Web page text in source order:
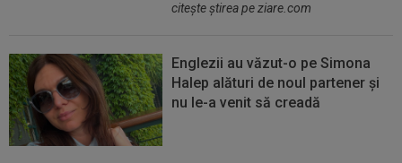
citeşte ştirea pe ziare.com
Englezii au văzut-o pe Simona
Halep alături de noul partener și
nu le-a venit să creadă